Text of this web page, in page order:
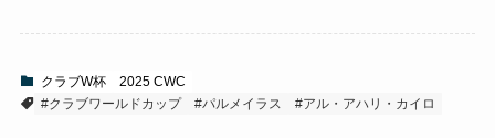
クラブW杯
2025 CWC
#クラブワールドカップ
#パルメイラス #アル・アハリ・カイロ